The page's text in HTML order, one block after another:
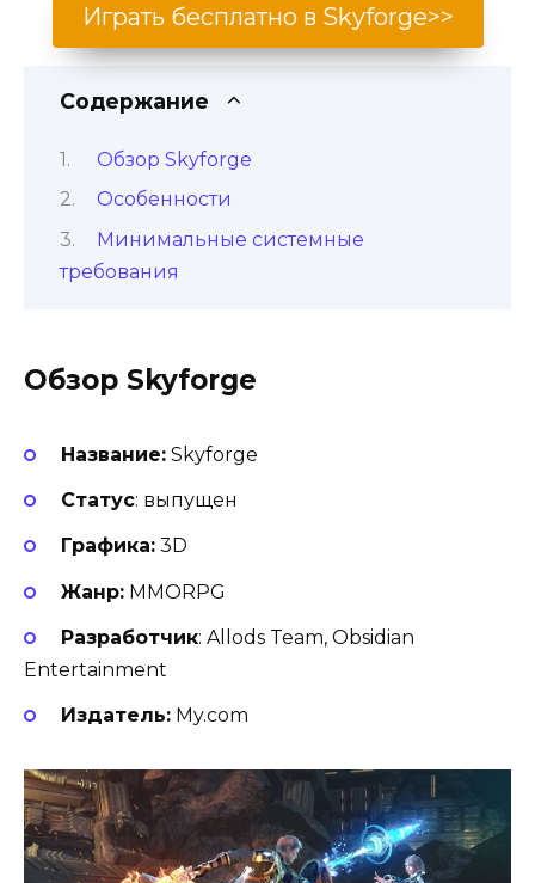
Играть бесплатно в Skyforge>>
Содержание
Обзор Skyforge
Особенности
Минимальные системные
требования
Обзор Skyforge
Название:Skyforge
Статус: выпущен
Графика:3D
Жанр:MMORPG
Разработчик: Allods Team, Obsidian
Entertainment
Издатель:My.com